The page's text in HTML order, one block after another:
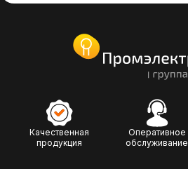
Качественная
продукция
Оперативное
обслуживание